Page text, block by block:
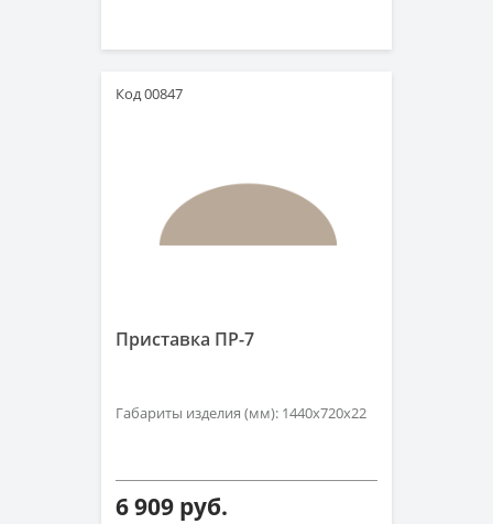
Код 00847
Приставка ПР-7
Габариты изделия (мм): 1440х720х22
6 909 руб.